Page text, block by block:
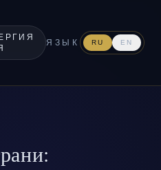
ЯЗЫК RU EN